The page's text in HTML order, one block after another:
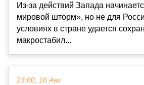
Из-за действий Запада
мировой шторм», но не для
условиях в стране удается
макростабил...
23:00, 16 Авг